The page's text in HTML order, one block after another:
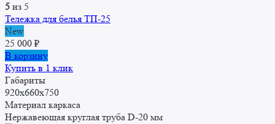
5 из 5
Тележка для белья ТП-25
New
25 000 ₽
В корзину
Купить в 1 клик
Габариты
920x660x750
Материал каркаса
Нержавеющая круглая труба D-20 мм